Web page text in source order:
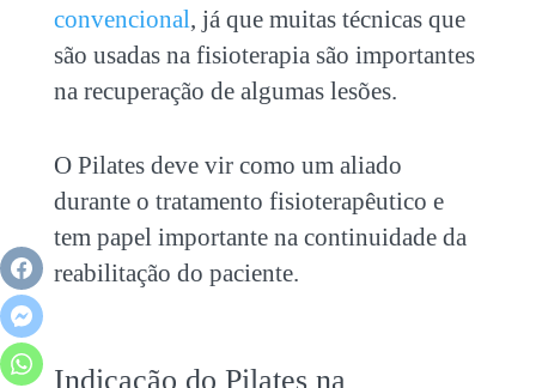
convencional, já que muitas técnicas que
são usadas na fisioterapia são importantes
na recuperação de algumas lesões.
O Pilates deve vir como um aliado
durante o tratamento fisioterapêutico e
tem papel importante na continuidade da
reabilitação do paciente.
Indicação do Pilates na